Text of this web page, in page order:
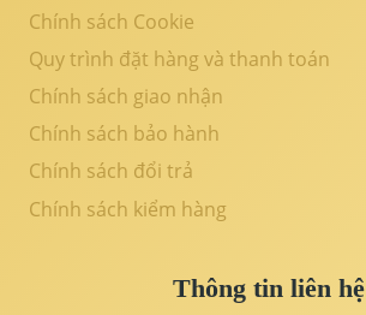
Chính sách Cookie
Quy trình đặt hàng và thanh toán
Chính sách giao nhận
Chính sách bảo hành
Chính sách đổi trả
Chính sách kiểm hàng
Thông tin liên hệ